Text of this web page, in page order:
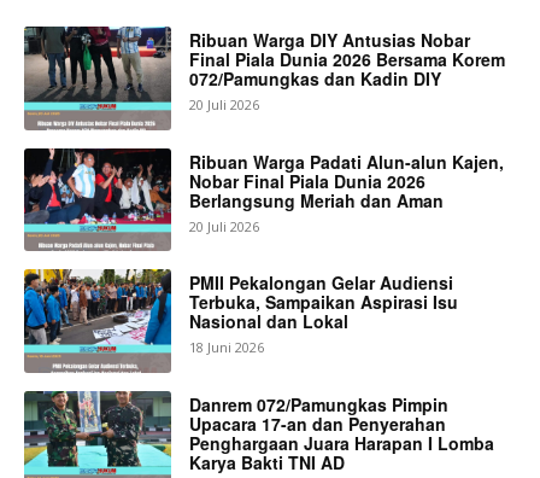
Ribuan Warga DIY Antusias Nobar
Final Piala Dunia 2026 Bersama Korem
072/Pamungkas dan Kadin DIY
20 Juli 2026
Ribuan Warga Padati Alun-alun Kajen,
Nobar Final Piala Dunia 2026
Berlangsung Meriah dan Aman
20 Juli 2026
PMII Pekalongan Gelar Audiensi
Terbuka, Sampaikan Aspirasi Isu
Nasional dan Lokal
18 Juni 2026
Danrem 072/Pamungkas Pimpin
Upacara 17-an dan Penyerahan
Penghargaan Juara Harapan I Lomba
Karya Bakti TNI AD